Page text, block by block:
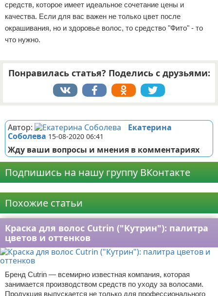
средств, которое имеет идеальное сочетание цены и
качества. Если для вас важен не только цвет после
окрашивания, но и здоровье волос, то средство "Фито" - то
что нужно.
Понравилась статья? Поделись с друзьями:
Автор:
Екатерина
Соболева 15-08-2020 06:41
Жду ваши вопросы и мнения в комментариях
Подпишись на нашу группу ВКонтакте
Похожие статьи
Краска для волос Cutrin ("Кутрин"): палитра
цветов и оттенков
Бренд Cutrin — всемирно известная компания, которая
занимается производством средств по уходу за волосами.
Продукция выпускается не только для профессионального